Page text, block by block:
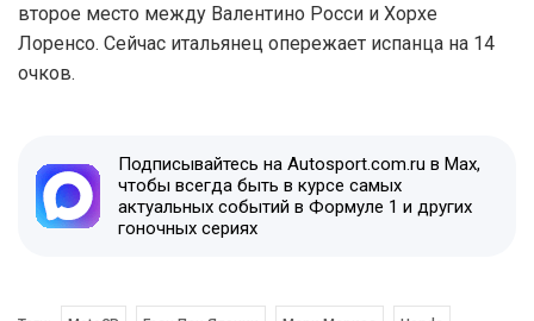
второе место между Валентино Росси и Хорхе
Лоренсо. Сейчас итальянец опережает испанца на 14
очков.
Подписывайтесь на Autosport.com.ru в Max,
чтобы всегда быть в курсе самых
актуальных событий в Формуле 1 и других
гоночных сериях